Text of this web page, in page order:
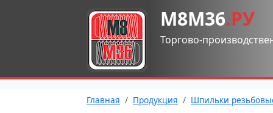
М8М36.РУ
Торгово-
Главная Продукция Шпильки